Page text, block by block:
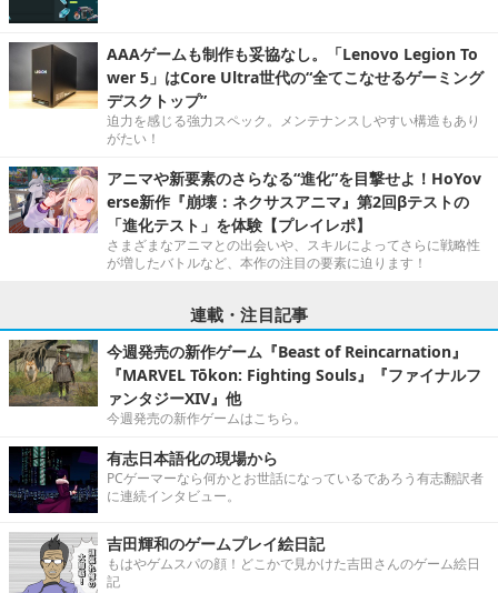
AAAゲームも制作も妥協なし。「Lenovo Legion To
wer 5」はCore Ultra世代の“全てこなせるゲーミング
デスクトップ”
迫力を感じる強力スペック。メンテナンスしやすい構造もあり
がたい！
アニマや新要素のさらなる“進化”を目撃せよ！HoYov
erse新作『崩壊：ネクサスアニマ』第2回βテストの
「進化テスト」を体験【プレイレポ】
さまざまなアニマとの出会いや、スキルによってさらに戦略性
が増したバトルなど、本作の注目の要素に迫ります！
連載・注目記事
今週発売の新作ゲーム『Beast of Reincarnation』
『MARVEL Tōkon: Fighting Souls』『ファイナルフ
ァンタジーXIV』他
今週発売の新作ゲームはこちら。
有志日本語化の現場から
PCゲーマーなら何かとお世話になっているであろう有志翻訳者
に連続インタビュー。
吉田輝和のゲームプレイ絵日記
もはやゲムスパの顔！どこかで見かけた吉田さんのゲーム絵日
記